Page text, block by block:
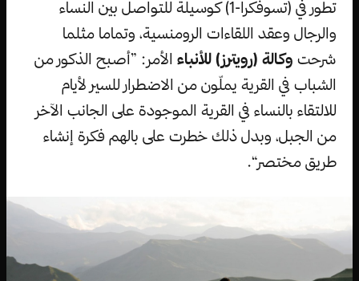
تطور في (تسوفكرا-1) كوسيلة للتواصل بين النساء
والرجال وعقد اللقاءات الرومنسية، وتماما مثلما
شرحت وكالة (رويترز) للأنباء الأمر: ”أصبح الذكور من
الشباب في القرية يملّون من الاضطرار للسير لأيام
للالتقاء بالنساء في القرية الموجودة على الجانب الآخر
من الجبل، وبدل ذلك خطرت على بالهم فكرة إنشاء
طريق مختصر“.